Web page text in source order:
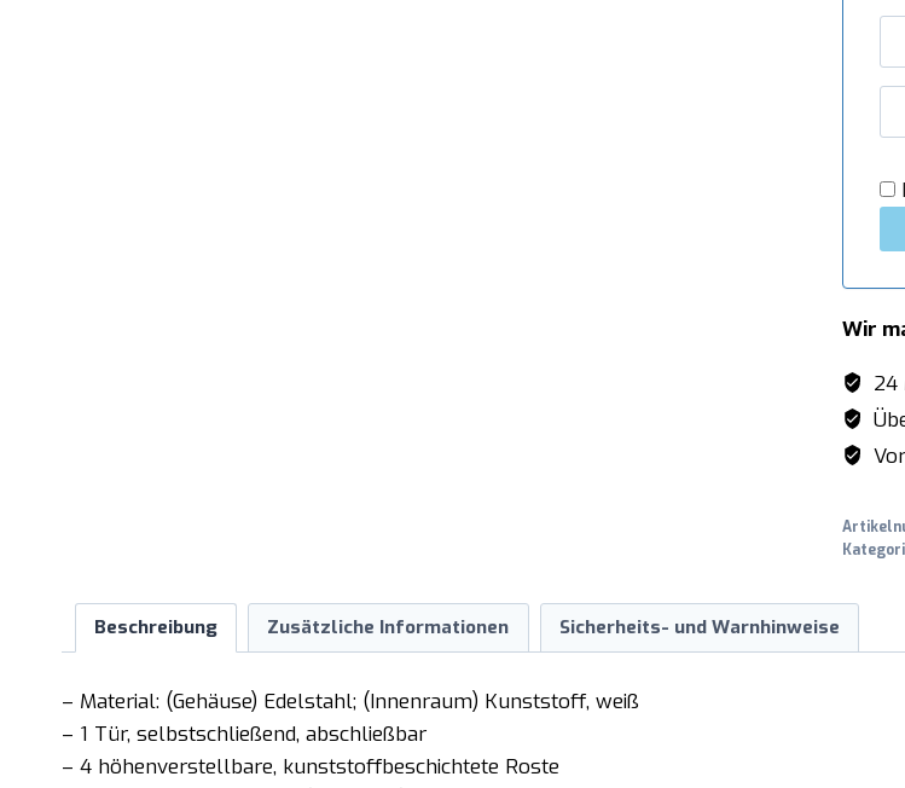
ARV
Menge
Wir
24
Beschreibung Zusätzliche Informationen Sicherheits- und Warnhinweise
– Material: (Gehäuse) Edelstahl; (Innenraum) Kunststoff, weiß
– 1 Tür, selbstschließend, abschließbar
– 4 höhenverstellbare, kunststoffbeschichtete Roste